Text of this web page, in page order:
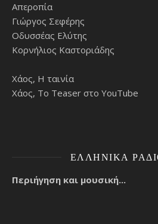
Απεροπία
Γιώργος Σεφέρης
Οδυσσέας Ελύτης
Κορνήλιος Καστοριάδης
Χάος, Η ταινία
Χάος, Το Teaser στο YouTube
ΕΛΛΗΝΙΚΆ
Περιήγηση και μουσική...